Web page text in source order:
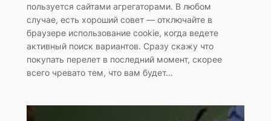
пользуется сайтами агрегаторами. В любом
случае, есть хороший совет — отключайте в
браузере использование cookie, когда ведете
активный поиск вариантов. Сразу скажу что
покупать перелет в последний момент, скорее
всего чревато тем, что вам будет…